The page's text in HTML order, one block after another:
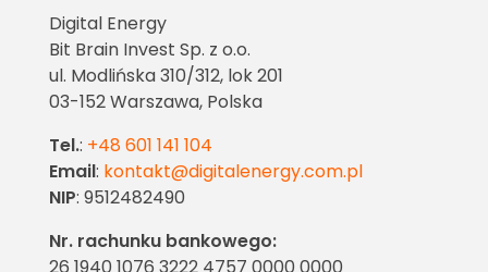
Digital Energy
Bit Brain Invest Sp. z o.o.
ul. Modlińska 310/312, lok 201
03-152 Warszawa, Polska
Tel.: +48 601 141 104
Email: kontakt@digitalenergy.com.pl
NIP: 9512482490
Nr. rachunku bankowego:
26 1940 1076 3222 4757 0000 0000